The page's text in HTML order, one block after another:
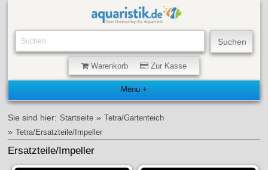
Warenkorb Zur Kasse
Sie sind hier: Startseite » Tetra/Gartenteich
» Tetra/Ersatzteile/Impeller
Ersatzteile/Impeller